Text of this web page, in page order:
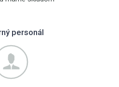
personál